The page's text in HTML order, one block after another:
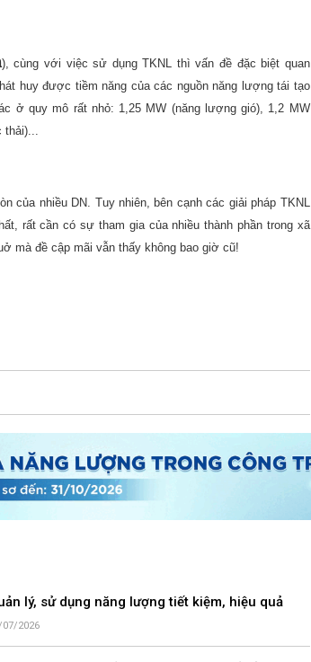
), cùng với việc sử dụng TKNL thì vấn đề đặc biệt quan
huy được tiềm năng của các nguồn năng lượng tái tạo
ở quy mô rất nhỏ: 1,25 MW (năng lượng gió), 1,2 MW
thải)...
của nhiều DN. Tuy nhiên, bên cạnh các giải pháp TKNL
rất cần có sự tham gia của nhiều thành phần trong xã
mà đề cập mãi vẫn thấy không bao giờ cũ!
lý, sử dụng năng lượng tiết kiệm, hiệu quả
07/2026